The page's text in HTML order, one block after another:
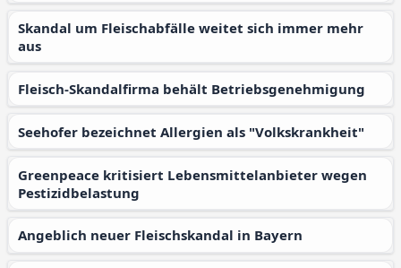
Skandal um Fleischabfälle weitet sich immer mehr
aus
Fleisch-Skandalfirma behält Betriebsgenehmigung
Seehofer bezeichnet Allergien als "Volkskrankheit"
Greenpeace kritisiert Lebensmittelanbieter wegen
Pestizidbelastung
Angeblich neuer Fleischskandal in Bayern